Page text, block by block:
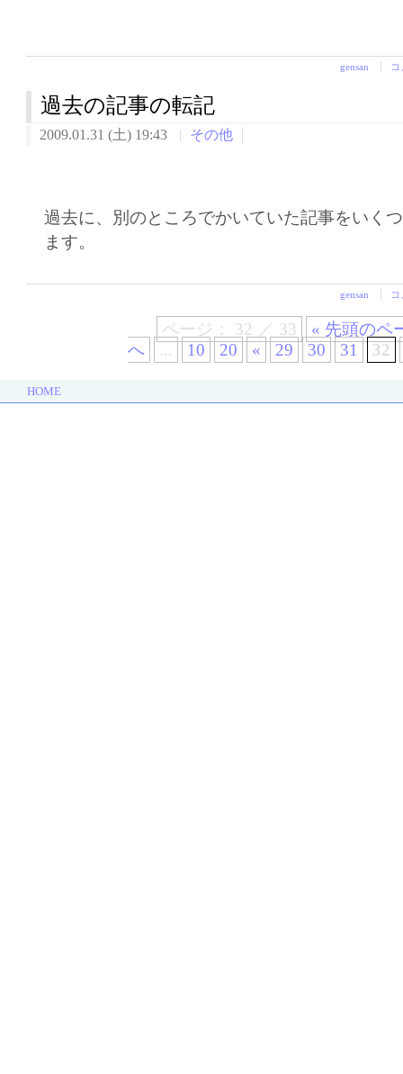
gensan
過去の記事の転記
2009.01.31 (土) 19:43 その他
過去に、別のところでかいていた記事をいく
ます。
gensan
ページ： 32 ／ 33
« 先頭のペ
へ
... 10 20 « 29 30 31 32
HOME